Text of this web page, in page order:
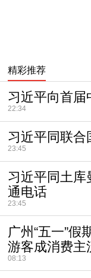
精彩推荐
习近平向首届
22:34
习近平同联合
23:45
习近平同土库
通电话
23:45
广州“五一”假
游客成消费主
08:13